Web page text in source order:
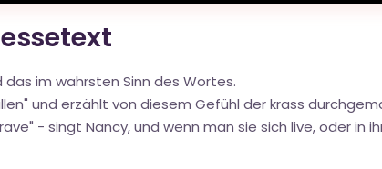
das im wahrsten Sinn des Wortes.
und erzählt von diesem Gefühl der krass
- singt Nancy, und wenn man sie sich live, oder